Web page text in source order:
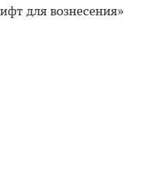
для вознесения»